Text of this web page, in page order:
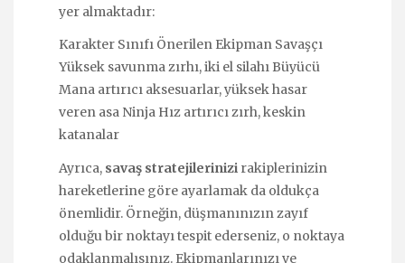
yer almaktadır:
Karakter Sınıfı Önerilen Ekipman Savaşçı
Yüksek savunma zırhı, iki el silahı Büyücü
Mana artırıcı aksesuarlar, yüksek hasar
veren asa Ninja Hız artırıcı zırh, keskin
katanalar
Ayrıca, savaş stratejilerinizi rakiplerinizin
hareketlerine göre ayarlamak da oldukça
önemlidir. Örneğin, düşmanınızın zayıf
olduğu bir noktayı tespit ederseniz, o noktaya
odaklanmalısınız. Ekipmanlarınızı ve